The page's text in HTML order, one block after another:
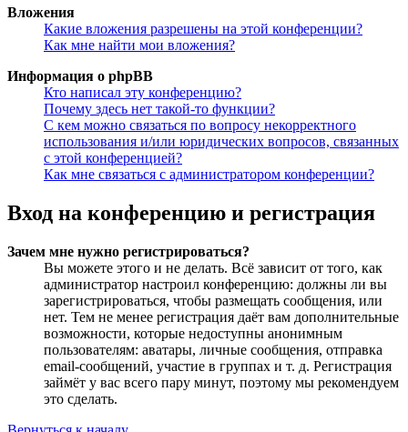
Вложения
Какие вложения разрешены на этой конференции?
Как мне найти мои вложения?
Информация о phpBB
Кто написал эту конференцию?
Почему здесь нет такой-то функции?
С кем можно связаться по вопросу некорректного
использования и/или юридических вопросов, связанных
с этой конференцией?
Как мне связаться с администратором конференции?
Вход на конференцию и регистрация
Зачем мне нужно регистрироваться?
Вы можете этого и не делать. Всё зависит от того, как
администратор настроил конференцию: должны ли вы
зарегистрироваться, чтобы размещать сообщения, или
нет. Тем не менее регистрация даёт вам дополнительные
возможности, которые недоступны анонимным
пользователям: аватары, личные сообщения, отправка
email-сообщений, участие в группах и т. д. Регистрация
займёт у вас всего пару минут, поэтому мы рекомендуем
это сделать.